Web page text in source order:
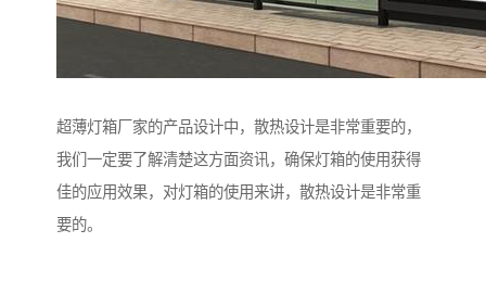
超薄灯箱厂家的产品设计中，散热设计是非常重要的，
我们一定要了解清楚这方面资讯，确保灯箱的使用获得
佳的应用效果，对灯箱的使用来讲，散热设计是非常重
要的。